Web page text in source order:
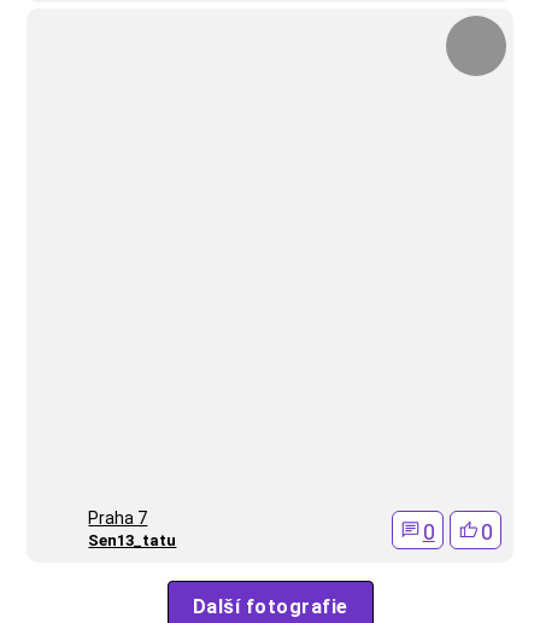
Praha 7
Sen13_tatu 0 0
Další fotografie